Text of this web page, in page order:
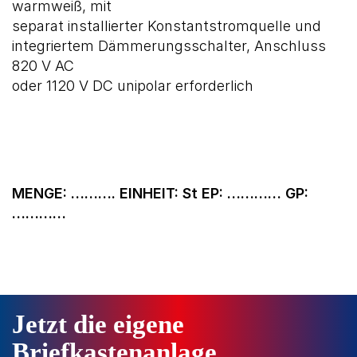
warmweiß, mit
separat installierter Konstantstromquelle und
integriertem Dämmerungsschalter, Anschluss
820 V AC
oder 1120 V DC unipolar erforderlich
MENGE: ………. EINHEIT: St EP: ………… GP:
…………
Jetzt die eigene